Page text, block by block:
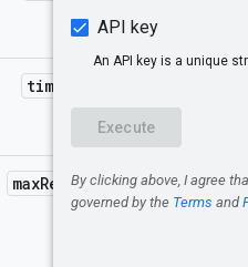
time
maxResults